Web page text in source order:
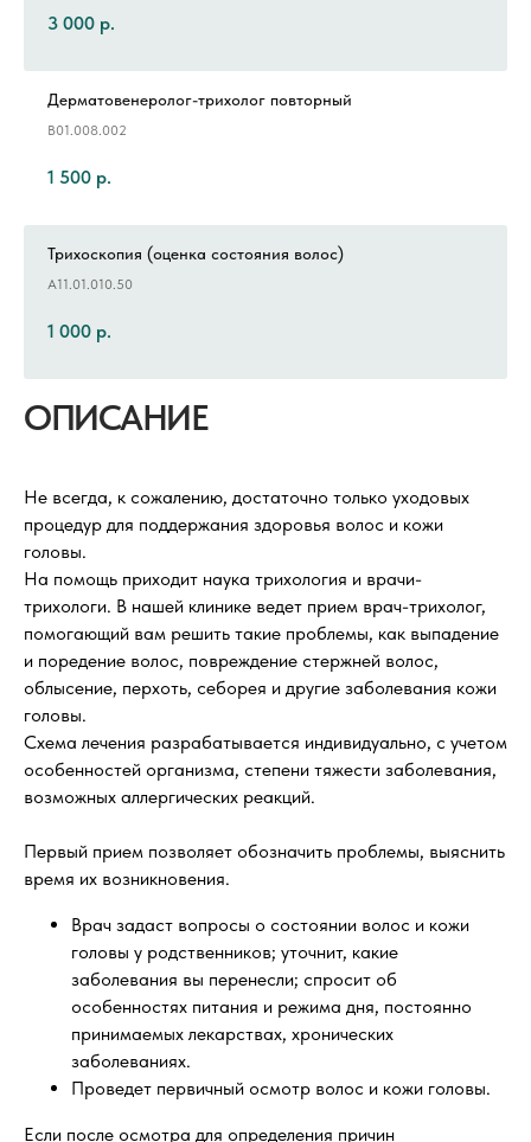
3 000 р.
Дерматовенеролог-трихолог повторный
В01.008.002
1 500 р.
Трихоскопия (оценка состояния волос)
А11.01.010.50
1 000 р.
ОПИСАНИЕ
Не всегда, к сожалению, достаточно только уходовых
процедур для поддержания здоровья волос и кожи
головы.
На помощь приходит наука трихология и врачи-
трихологи. В нашей клинике ведет прием врач-трихолог,
помогающий вам решить такие проблемы, как выпадение
и поредение волос, повреждение стержней волос,
облысение, перхоть, себорея и другие заболевания кожи
головы.
Схема лечения разрабатывается индивидуально, с учетом
особенностей организма, степени тяжести заболевания,
возможных аллергических реакций.
Первый прием позволяет обозначить проблемы, выяснить
время их возникновения.
Врач задаст вопросы о состоянии волос и кожи
головы у родственников; уточнит, какие
заболевания вы перенесли; спросит об
особенностях питания и режима дня, постоянно
принимаемых лекарствах, хронических
заболеваниях.
Проведет первичный осмотр волос и кожи головы.
Если после осмотра для определения причин